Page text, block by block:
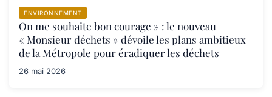
ENVIRONNEMENT
On me souhaite bon courage » : le nouveau
« Monsieur déchets » dévoile les plans ambitieux
de la Métropole pour éradiquer les déchets
26 mai 2026